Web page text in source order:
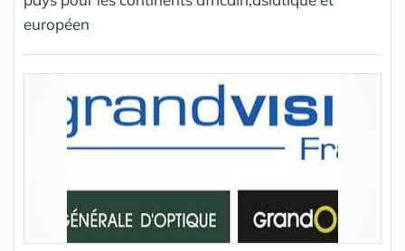
européen